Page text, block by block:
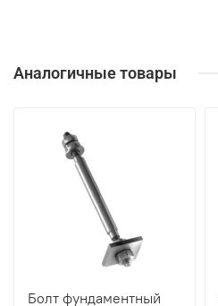
Аналогичные товары
Болт фундаментный